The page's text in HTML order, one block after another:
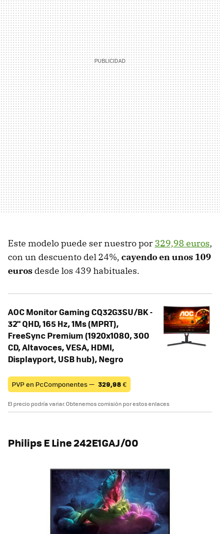
Este modelo puede ser nuestro por 329,98 euros,
con un descuento del 24%, cayendo en unos 109
euros desde los 439 habituales.
AOC Monitor Gaming CQ32G3SU/BK -
32" QHD, 165 Hz, 1Ms (MPRT),
FreeSync Premium (1920x1080, 300
CD, Altavoces, VESA, HDMI,
Displayport, USB hub), Negro
PVP en PcComponentes — 329,98 €
El precio podría variar. Obtenemos comisión por estos enlaces
Philips E Line 242E1GAJ/00